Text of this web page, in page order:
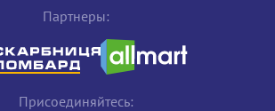
Партнеры:
Присоединяйтесь: